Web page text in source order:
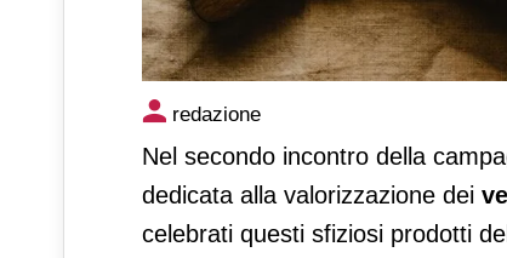
Italiani e aperitivo, per 2
redazione
Nel secondo incontro della
dedicata alla valorizzazione dei
celebrati questi sfiziosi prodotti